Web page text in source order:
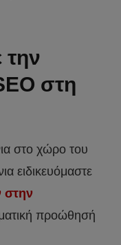
την
στη
στο χώρο του
ειδικευόμαστε
στην
προώθησή